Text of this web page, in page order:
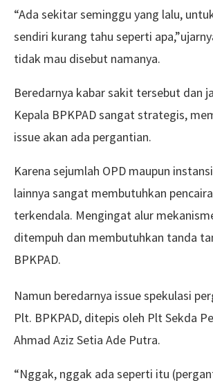
“Ada sekitar seminggu yang lalu,
sendiri kurang tahu seperti
tidak mau disebut namanya.
Beredarnya kabar sakit tersebut dan
Kepala BPKPAD sangat strategis,
issue akan ada pergantian.
Karena sejumlah OPD maupun
lainnya sangat membutuhkan
terkendala. Mengingat alur
ditempuh dan membutuhkan tanda
BPKPAD.
Namun beredarnya issue spekulasi
Plt. BPKPAD, ditepis oleh Plt Sekda
Ahmad Aziz Setia Ade Putra.
“Nggak, nggak ada seperti itu